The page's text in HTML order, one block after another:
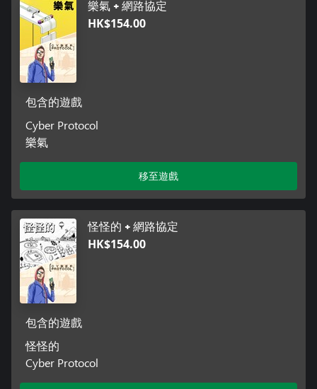
樂氣 + 網路協定
HK$154.00
包含的遊戲
Cyber Protocol
樂氣
移至遊戲
怪怪的 + 網路協定
HK$154.00
包含的遊戲
怪怪的
Cyber Protocol